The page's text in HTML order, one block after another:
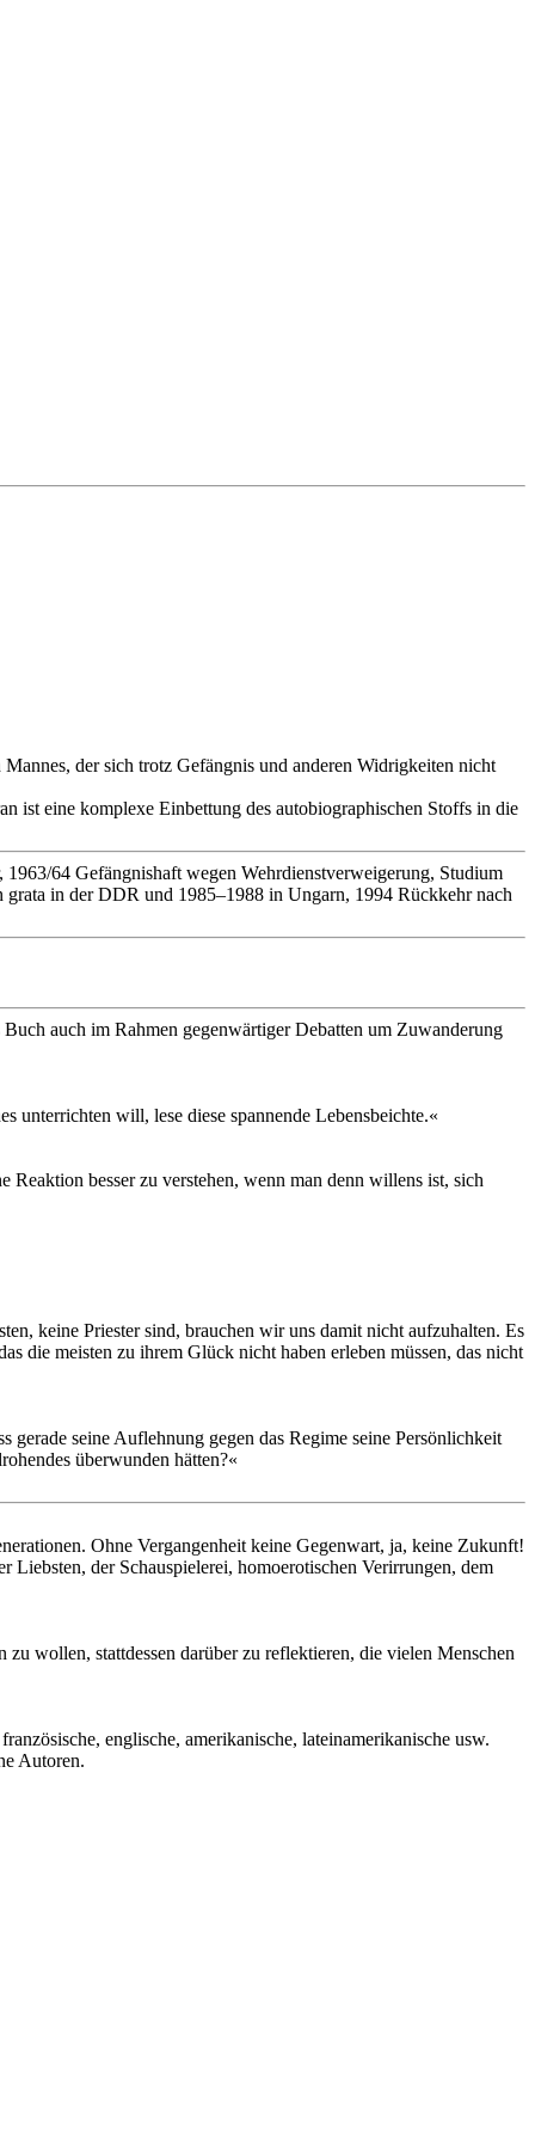
der sich trotz Gefängnis und anderen Widrigkeiten nicht
ist eine komplexe Einbettung des autobiographischen Stoffs in die
64 Gefängnishaft wegen Wehrdienstverweigerung, Studium
in der DDR und 1985–1988 in Ungarn, 1994 Rückkehr nach
auch im Rahmen gegenwärtiger Debatten um Zuwanderung
unterrichten will, lese diese spannende Lebensbeichte.«
besser zu verstehen, wenn man denn willens ist, sich
keine Priester sind, brauchen wir uns damit nicht aufzuhalten. Es
die meisten zu ihrem Glück nicht haben erleben müssen, das nicht
seine Auflehnung gegen das Regime seine Persönlichkeit
überwunden hätten?«
Ohne Vergangenheit keine Gegenwart, ja, keine Zukunft!
der Schauspielerei, homoerotischen Verirrungen, dem
wollen, stattdessen darüber zu reflektieren, die vielen Menschen
englische, amerikanische, lateinamerikanische usw.
Autoren.